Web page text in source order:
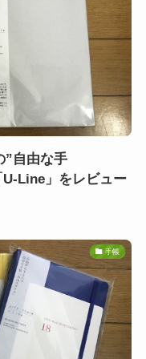
”自由な手
Line」をレビュー
手帳